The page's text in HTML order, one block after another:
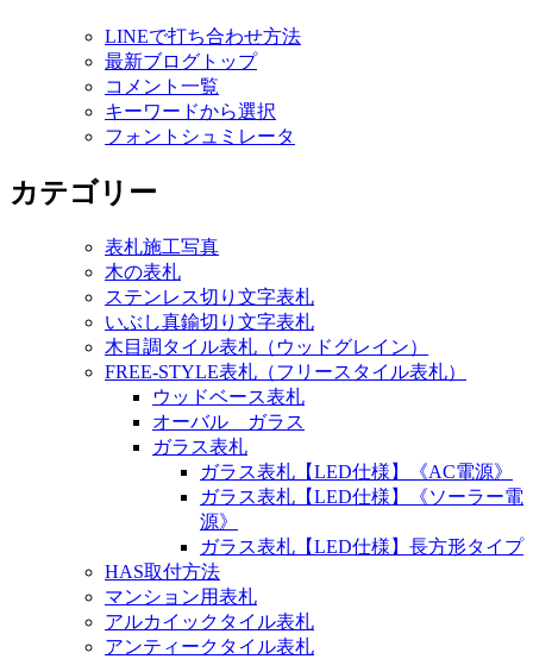
LINEで打ち合わせ方法
最新ブログトップ
コメント一覧
キーワードから選択
フォントシュミレータ
カテゴリー
表札施工写真
木の表札
ステンレス切り文字表札
いぶし真鍮切り文字表札
木目調タイル表札（ウッドグレイン）
FREE-STYLE表札（フリースタイル表札）
ウッドベース表札
オーバル ガラス
ガラス表札
ガラス表札【LED仕様】《AC電源》
ガラス表札【LED仕様】《ソーラー電
源》
ガラス表札【LED仕様】長方形タイプ
HAS取付方法
マンション用表札
アルカイックタイル表札
アンティークタイル表札